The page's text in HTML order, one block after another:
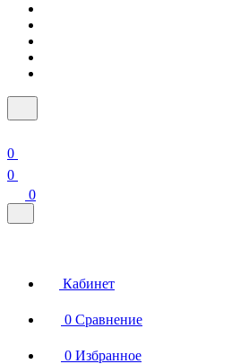
0
0
0
Кабинет
0 Сравнение
0 Избранное